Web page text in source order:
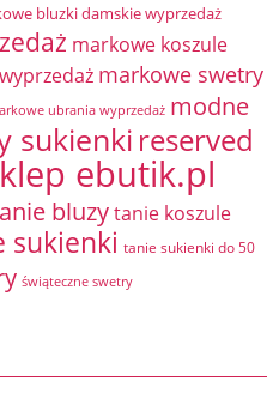
bluzki damskie wyprzedaż
markowe koszule
markowe swetry
ubrania wyprzedaż modne
sukienki reserved
ebutik.pl
bluzytanie koszule
sukienki tanie sukienki do 50
świąteczne swetry